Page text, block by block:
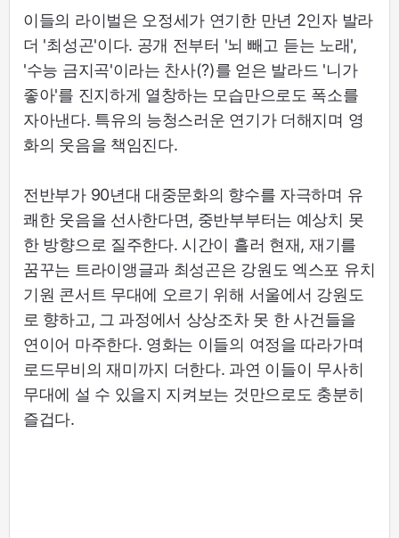
이들의 라이벌은 오정세가 연기한 만년 2인자 발라
더 '최성곤'이다. 공개 전부터 '뇌 빼고 듣는 노래',
'수능 금지곡'이라는 찬사(?)를 얻은 발라드 '니가
좋아'를 진지하게 열창하는 모습만으로도 폭소를
자아낸다. 특유의 능청스러운 연기가 더해지며 영
화의 웃음을 책임진다.
전반부가 90년대 대중문화의 향수를 자극하며 유
쾌한 웃음을 선사한다면, 중반부부터는 예상치 못
한 방향으로 질주한다. 시간이 흘러 현재, 재기를
꿈꾸는 트라이앵글과 최성곤은 강원도 엑스포 유치
기원 콘서트 무대에 오르기 위해 서울에서 강원도
로 향하고, 그 과정에서 상상조차 못 한 사건들을
연이어 마주한다. 영화는 이들의 여정을 따라가며
로드무비의 재미까지 더한다. 과연 이들이 무사히
무대에 설 수 있을지 지켜보는 것만으로도 충분히
즐겁다.